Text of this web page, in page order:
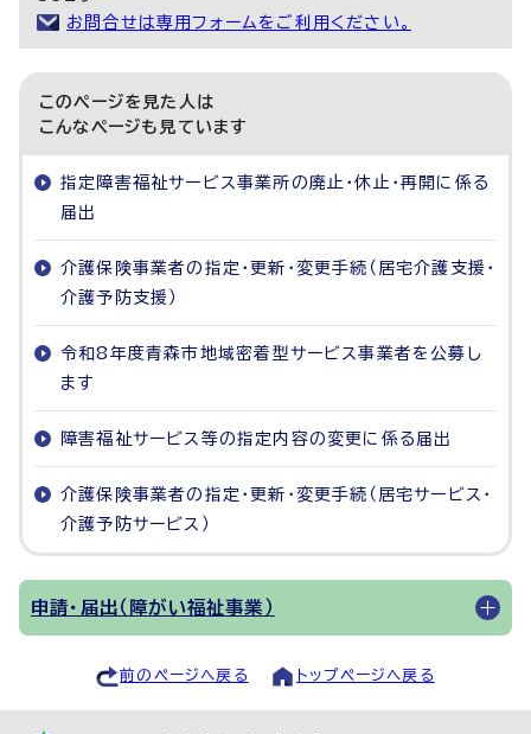
お問合せは専用フォームをご利用ください。
このページを見た人は
こんなページも見ています
指定障害福祉サービス事業所の廃止・休止・再開に係る
届出
介護保険事業者の指定・更新・変更手続（居宅介護支援・
介護予防支援）
令和8年度青森市地域密着型サービス事業者を公募し
ます
障害福祉サービス等の指定内容の変更に係る届出
介護保険事業者の指定・更新・変更手続（居宅サービス・
介護予防サービス）
申請・届出（障がい福祉事業）
前のページへ戻る トップページへ戻る